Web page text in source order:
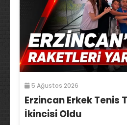
5 Ağustos 2026
Erzincan Erkek Tenis
İkincisi Oldu